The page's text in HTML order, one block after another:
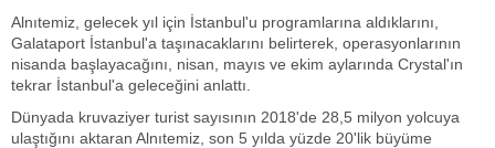
Alnıtemiz, gelecek yıl için İstanbul'u programlarına aldıklarını,
Galataport İstanbul'a taşınacaklarını belirterek, operasyonlarının
nisanda başlayacağını, nisan, mayıs ve ekim aylarında Crystal'ın
tekrar İstanbul'a geleceğini anlattı.
Dünyada kruvaziyer turist sayısının 2018'de 28,5 milyon yolcuya
ulaştığını aktaran Alnıtemiz, son 5 yılda yüzde 20'lik büyüme